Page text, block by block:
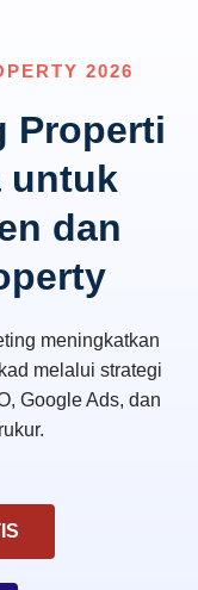
2026
Properti
untuk
dan
meningkatkan
melalui strategi
Google Ads, dan